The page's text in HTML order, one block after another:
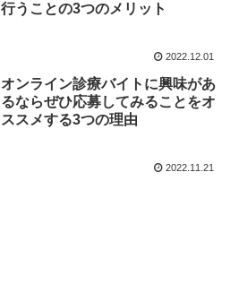
行うことの3つのメリット
2022.12.01
オンライン診療バイトに興味があ
るならぜひ応募してみることをオ
ススメする3つの理由
2022.11.21